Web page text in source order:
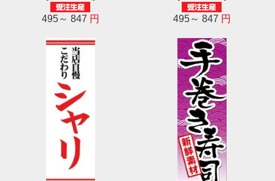
495～ 847 円 495～ 847 円